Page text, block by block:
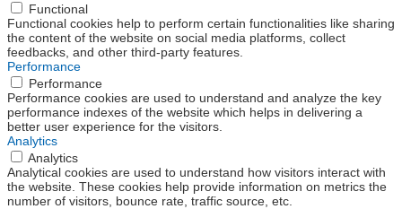
Functional
Functional cookies help to perform certain functionalities like sharing
the content of the website on social media platforms, collect
feedbacks, and other third-party features.
Performance
Performance
Performance cookies are used to understand and analyze the key
performance indexes of the website which helps in delivering a
better user experience for the visitors.
Analytics
Analytics
Analytical cookies are used to understand how visitors interact with
the website. These cookies help provide information on metrics the
number of visitors, bounce rate, traffic source, etc.